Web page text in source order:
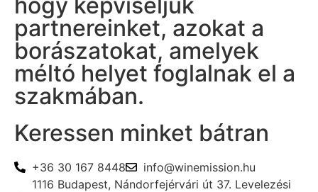
partnereinket, azokat a
borászatokat, amelyek
méltó helyet foglalnak el a
szakmában.
Keressen minket bátran
+36 30 167 8448
info@winemission.hu
1116 Budapest, Nándorfejérvári út 37. Levelezési